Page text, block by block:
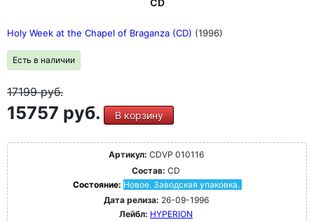
CD
Holy Week at the Chapel of Braganza (CD) (1996)
Есть в наличии
17199руб.
15757 руб. В корзину
Артикул: CDVP 010116
Состав: CD
Состояние: Новое. Заводская упаковка.
Дата релиза: 26-09-1996
Лейбл: HYPERION